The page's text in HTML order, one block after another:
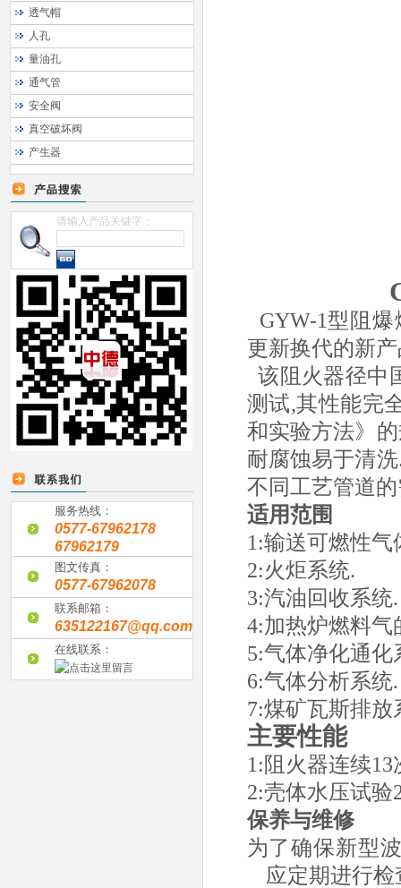
透气帽
人孔
量油孔
通气管
安全阀
真空破坏阀
产生器
请输入产品关键字：
服务热线：
0577-67962178
67962179
图文传真：
0577-67962078
联系邮箱：
635122167@qq.com
在线联系：
GYW-1型阻爆
更新换代的新
该阻火器径中
测试,其性能完
和实验方法》
耐腐蚀易于清洗
不同工艺管道
适用范围
1:输送可燃性气
2:火炬系统.
3:汽油回收系统.
4:加热炉燃料气
5:气体净化通化
6:气体分析系统.
7:煤矿瓦斯排放
主要性能
1:阻火器连续13
2:壳体水压试验
保养与维修
为了确保新型
应定期进行